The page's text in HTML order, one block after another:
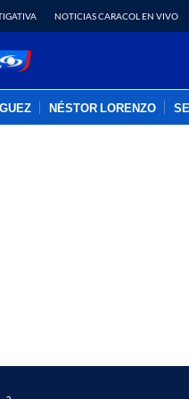
NOTICIAS CARACOL EN VIVO
NÉSTOR LORENZO